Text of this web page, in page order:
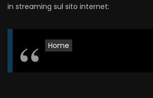
in streaming sul sito internet:
Home